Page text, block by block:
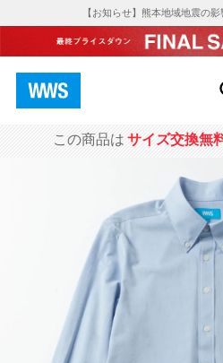
【お知らせ】熊本地域地震の
この商品は サイズ交換無